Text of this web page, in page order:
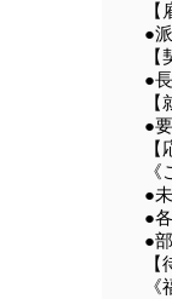
●
●
●
●
●
●